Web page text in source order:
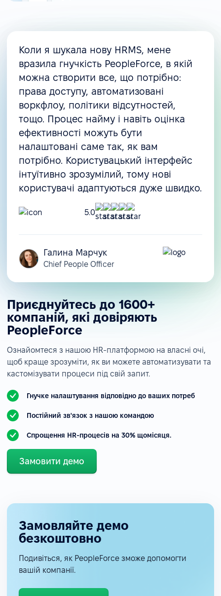
Коли я шукала нову HRMS, мене
вразила гнучкість PeopleForce, в якій
можна створити все, що потрібно:
права доступу, автоматизовані
воркфлоу, політики відсутностей,
тощо. Процес найму і навіть оцінка
ефективності можуть бути
налаштовані саме так, як вам
потрібно. Користувацький інтерфейс
інтуїтивно зрозумілий, тому нові
користувачі адаптуються дуже швидко.
5.0
Галина Марчук
Chief People Officer
Приєднуйтесь до 1600+
компаній, які довіряють
PeopleForce
Ознайомтеся з нашою HR-платформою на власні очі,
щоб краще зрозуміти, як ви можете автоматизувати та
кастомізувати процеси під свій запит.
Гнучке налаштування відповідно до ваших потреб
Постійний зв'язок з нашою командою
Спрощення HR-процесів на 30% щомісяця.
Замовити демо
Замовляйте демо
безкоштовно
Подивіться, як PeopleForce зможе допомогти
вашій компанії.